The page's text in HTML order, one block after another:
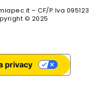
– CF/P.Iva
© 2025
privacy